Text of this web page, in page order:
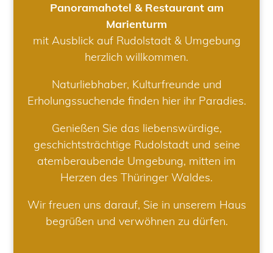
Panoramahotel & Restaurant am
Marienturm
mit Ausblick auf Rudolstadt & Umgebung
herzlich willkommen.
Naturliebhaber, Kulturfreunde und
Erholungssuchende finden hier ihr Paradies.
Genießen Sie das liebenswürdige,
geschichtsträchtige Rudolstadt und seine
atemberaubende Umgebung, mitten im
Herzen des Thüringer Waldes.
Wir freuen uns darauf, Sie in unserem Haus
begrüßen und verwöhnen zu dürfen.